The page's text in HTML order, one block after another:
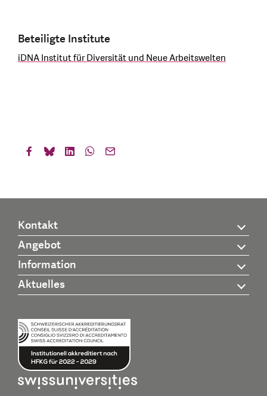
Beteiligte Institute
iDNA Institut für Diversität und Neue Arbeitswelten
Kontakt
Angebot
Information
Aktuelles